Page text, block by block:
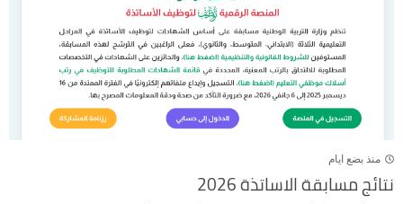
منذ بضع ايام
نتائج مسابقة الاساتذة 2026